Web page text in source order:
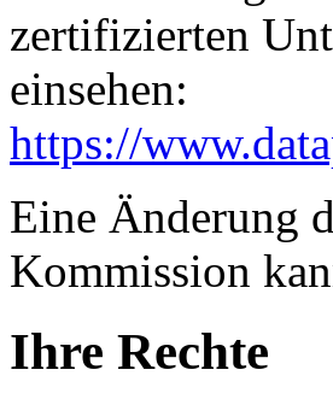
zertifizierten
einsehen:
https://
Eine Änderung
Kommission
Ihre Rechte